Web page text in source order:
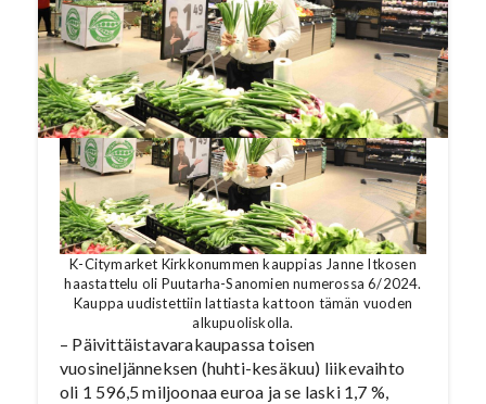
K-Citymarket Kirkkonummen kauppias Janne Itkosen
haastattelu oli Puutarha-Sanomien numerossa 6/2024.
Kauppa uudistettiin lattiasta kattoon tämän vuoden
alkupuoliskolla.
– Päivittäistavarakaupassa toisen
vuosineljänneksen (huhti-kesäkuu) liikevaihto
oli 1 596,5 miljoonaa euroa ja se laski 1,7 %,